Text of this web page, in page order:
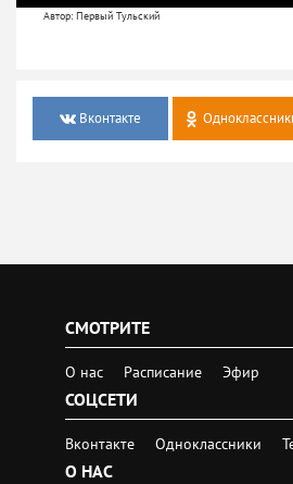
Автор: Первый Тульский
Вконтакте
СМОТРИТЕ
О нас Расписание Эфир
СОЦСЕТИ
Вконтакте Одноклассники
О НАС